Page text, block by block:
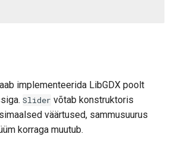
implementeerida LibGDX poolt
Slider võtab konstruktoris
väärtused, sammusuurus
korraga muutub.